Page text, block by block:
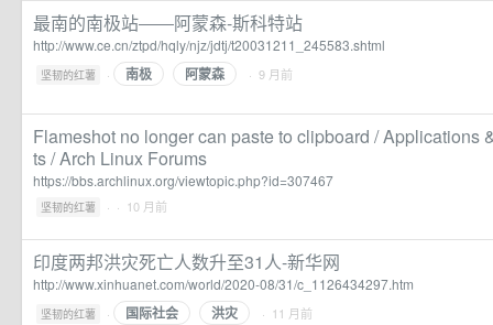
最南的南极站――阿蒙森-斯科特站
http://www.ce.cn/ztpd/hqly/njz/jdtj/t20031211_245583.shtml
坚韧的红薯 · 南极 阿蒙森 · 9 月前
Flameshot no longer can paste to clipboard / Applications
ts / Arch Linux Forums
https://bbs.archlinux.org/viewtopic.php?id=307467
坚韧的红薯 · · 10 月前
印度两邦洪灾死亡人数升至31人-新华网
http://www.xinhuanet.com/world/2020-08/31/c_1126434297.htm
坚韧的红薯 · 国际社会 洪灾 · 11 月前